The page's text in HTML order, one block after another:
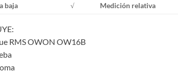
baja
√ Medición relativa
RMS OWON OW16B